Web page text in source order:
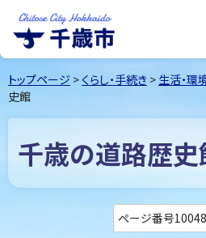
千歳市Chitose
City Hokkaido
トップページ > くらし・手続き > 生活・環
史館
千歳の道路歴史
ページ番号